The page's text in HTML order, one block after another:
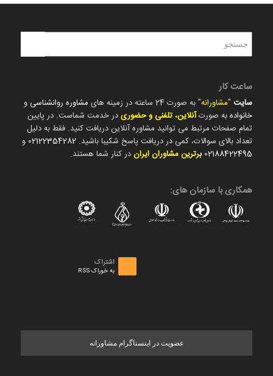
ساعت کار
سایت"مشاورانه" به صورت 24 ساعته در زمینه های مشاوره روانشناسی و
خانوادهبه صورتآنلاین، تلفنی و حضوریدر خدمت شماست. در پایین
تمام صفحات مرتبط می توانید مشاوره آنلاین دریافت کنید. فقط به دلیل
تعداد بالای سوالات، کمی در دریافت پاسخ شکیبا باشید. 02122354282 و
02188422495 برترین مشاوران ایراندر کنار شما هستند.
همکاری با سازمان های:
اشتراک
به خوراک RSS
عضویت در اینستاگرام مشاورانه